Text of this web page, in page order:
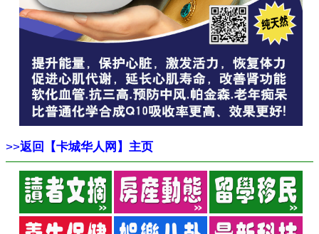
>>返回【卡城华人网】主页